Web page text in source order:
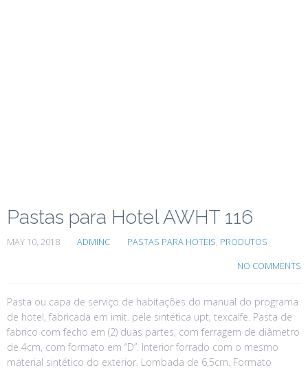
Pastas para Hotel AWHT 116
MAY 10, 2018 ADMINC PASTAS PARA HOTEIS, PRODUTOS
NO COMMENTS
Pasta ou capa de serviço de habitações do manual do programa
de hotel, fabricada em imit. pele sintética upt, texcalfe. Pasta de
fabrico com fecho em (2) duas partes, com ferragem de diâmetro
de 4cm, com formato em “D”. Interior forrado com o mesmo
material sintético do exterior. Lombada de 6,5cm. Formato